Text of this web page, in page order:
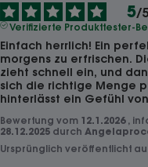
5/5
Verifizierte Produkttester-
Einfach herrlich! Ein
morgens zu erfrischen.
zieht schnell ein, und
sich die richtige Menge
hinterlässt ein Gefühl
Bewertung vom 12.1.2026 ,
28.12.2025 durch
Ursprünglich veröffentlicht